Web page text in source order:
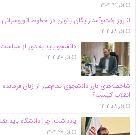
آذر ۲۹, ۱۴۰۴
3 روز رفت‌وآمد رایگان بانوان در خطوط اتوبوسرانی شهری کرج
آذر ۲۸, ۱۴۰۴
دانشجو باید به دور از
آذر ۲۸, ۱۴۰۴
شاخصه‌های بارز دانشجوی تمام‌عیار از زبان فرمانده
انقلاب کیست؟
آذر ۲۸, ۱۴۰۴
یادداشت| چرا دانشگاه باید
آذر ۲۷, ۱۴۰۴